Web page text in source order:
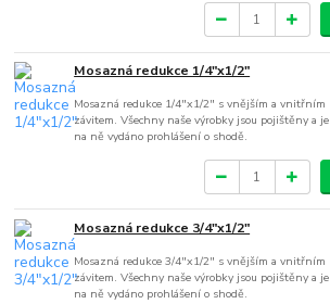
Mosazná redukce 1/4"x1/2"
Mosazná redukce 1/4"x1/2" s vnějším a vnitřním
závitem. Všechny naše výrobky jsou pojištěny a je
na ně vydáno prohlášení o shodě.
Mosazná redukce 3/4"x1/2"
Mosazná redukce 3/4"x1/2" s vnějším a vnitřním
závitem. Všechny naše výrobky jsou pojištěny a je
na ně vydáno prohlášení o shodě.